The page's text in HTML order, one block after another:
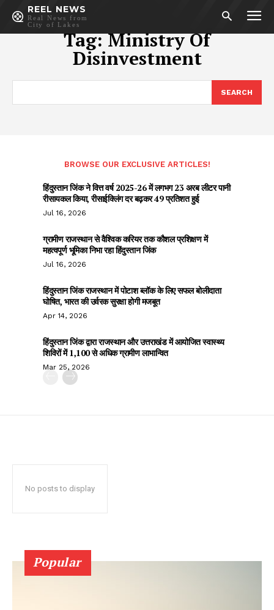
REEL NEWS
Real News from
City of Lakes
Tag:Ministry Of
Disinvestment
SEARCH
BROWSE OUR EXCLUSIVE ARTICLES!
हिंदुस्तान जिंक ने वित्त वर्ष 2025-26 में लगभग 23 अरब लीटर पानी
रीसायकल किया, रीसाईक्लिंग दर बढ़कर 49 प्रतिशत हुई
Jul 16, 2026
ग्रामीण राजस्थान से वैश्विक करियर तक कौशल प्रशिक्षण में
महत्वपूर्ण भूमिका निभा रहा हिंदुस्तान जिंक
Jul 16, 2026
हिंदुस्तान जिंक राजस्थान में पोटाश ब्लॉक के लिए सफल बोलीदाता
घोषित, भारत की उर्वरक सुरक्षा होगी मजबूत
Apr 14, 2026
हिंदुस्तान जिंक द्वारा राजस्थान और उत्तराखंड में आयोजित स्वास्थ्य
शिविरों में 1,100 से अधिक ग्रामीण लाभान्वित
Mar 25, 2026
No posts to display
Popular